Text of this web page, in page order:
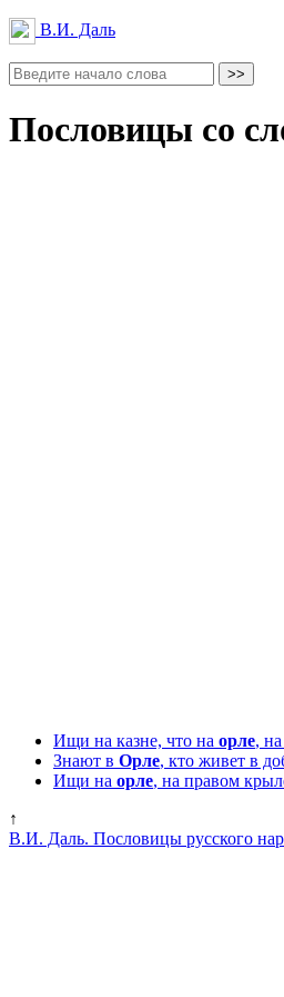
В.И. Даль
Пословицы со
Ищи на казне, что на орле,
Знают в Орле, кто живет в
Ищи на орле, на правом
↑
В.И. Даль. Пословицы русского